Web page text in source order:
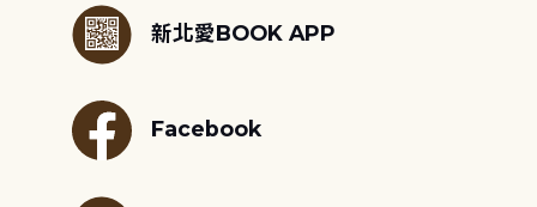
新北愛BOOK APP
Facebook